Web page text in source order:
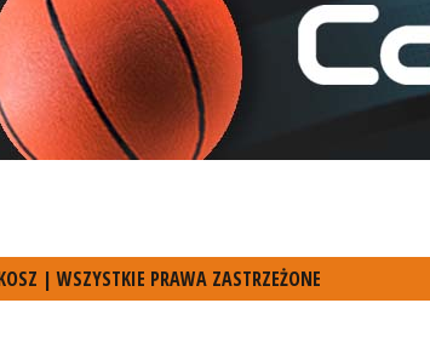
| WSZYSTKIE PRAWA ZASTRZEŻONE